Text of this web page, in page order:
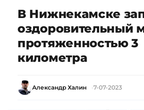
В Нижнекамске
оздоровительный
протяженностью 3
километра
Александр Халин 7-07-2023